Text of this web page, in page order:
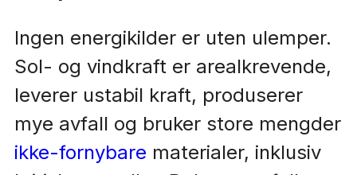
Ingen energikilder er uten ulemper.
Sol- og vindkraft er arealkrevende,
leverer ustabil kraft, produserer
mye avfall og bruker store mengder
ikke-fornybare materialer, inklusiv